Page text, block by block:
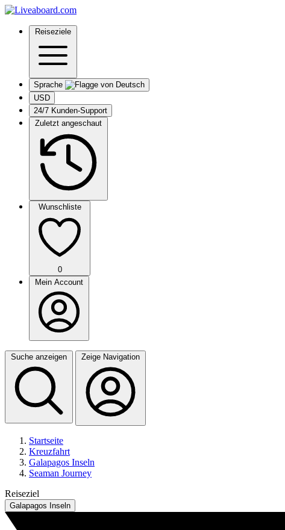
Reiseziele
Sprache
USD
24/7 Kunden-Support
Zuletzt angeschaut
Wunschliste
0
Mein Account
Suche anzeigen Zeige Navigation
Startseite
Kreuzfahrt
Galapagos Inseln
Seaman Journey
Reiseziel
Galapagos Inseln